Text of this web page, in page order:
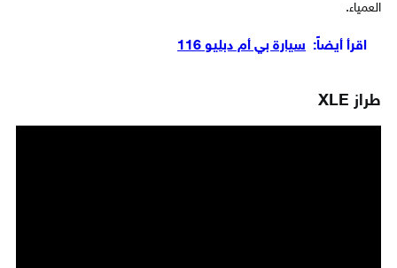
العمياء.
اقرأ أيضاً: سيارة بي أم دبليو 116
طراز XLE